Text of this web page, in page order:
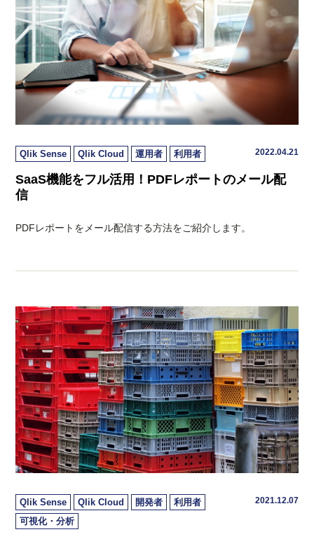
Qlik Sense Qlik Cloud 運用者 利用者 2022.04.21
SaaS機能をフル活用！PDFレポートのメール配
信
PDFレポートをメール配信する方法をご紹介します。
Qlik Sense Qlik Cloud 開発者
利用者
可視化・分析
2021.12.07